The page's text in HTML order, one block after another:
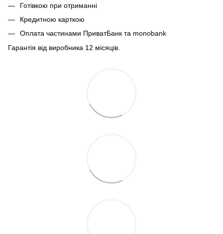
Готівкою при отриманні
Кредитною карткою
Оплата частинами ПриватБанк та monobank
Гарантія від виробника 12 місяців.